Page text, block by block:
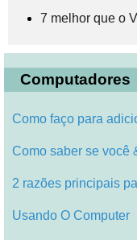
7 melhor que o
Computadores
Como faço para
Como saber se você
2 razões principais
Usando O Computer